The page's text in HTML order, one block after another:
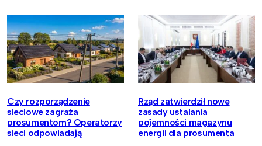
Czy rozporządzenie
sieciowe zagraża
prosumentom? Operatorzy
sieci odpowiadają
Rząd zatwierdził nowe
zasady ustalania
pojemności magazynu
energii dla prosumenta